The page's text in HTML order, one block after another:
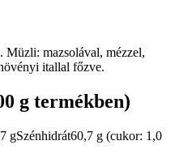
Müzli: mazsolával, mézzel,
itallal főzve.
g termékben)
gSzénhidrát60,7 g (cukor: 1,0